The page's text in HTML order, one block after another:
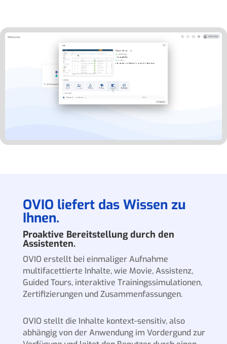
OVIO liefert das Wissen zu
Ihnen.
Proaktive Bereitstellung durch den
Assistenten.
OVIO erstellt bei einmaliger Aufnahme
multifacettierte Inhalte, wie Movie, Assistenz,
Guided Tours, interaktive Trainingssimulationen,
Zertifizierungen und Zusammenfassungen.
OVIO stellt die Inhalte kontext-sensitiv, also
abhängig von der Anwendung im Vordergund zur